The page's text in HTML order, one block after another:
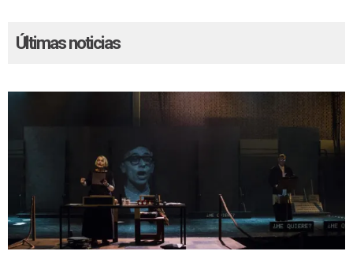
Últimas noticias